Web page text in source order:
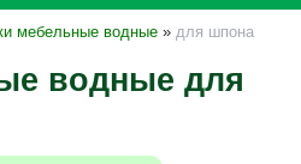
мебельные водные » для шпона
водные для